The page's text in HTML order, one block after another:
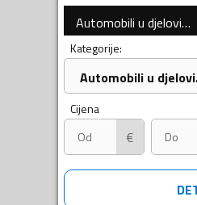
Automobili u djelovima
Kategorije:
Cijena
€